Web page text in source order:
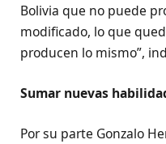
Bolivia que no puede
modificado, lo que
producen lo mismo”,
Sumar nuevas
Por su parte Gonzalo